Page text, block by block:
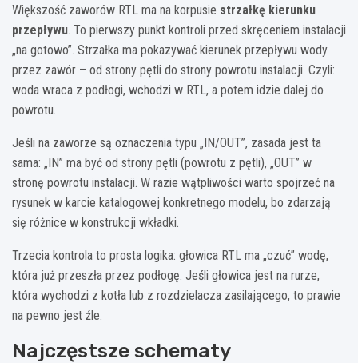
Większość zaworów RTL ma na korpusie strzałkę kierunku
przepływu. To pierwszy punkt kontroli przed skręceniem instalacji
„na gotowo”. Strzałka ma pokazywać kierunek przepływu wody
przez zawór – od strony pętli do strony powrotu instalacji. Czyli:
woda wraca z podłogi, wchodzi w RTL, a potem idzie dalej do
powrotu.
Jeśli na zaworze są oznaczenia typu „IN/OUT”, zasada jest ta
sama: „IN” ma być od strony pętli (powrotu z pętli), „OUT” w
stronę powrotu instalacji. W razie wątpliwości warto spojrzeć na
rysunek w karcie katalogowej konkretnego modelu, bo zdarzają
się różnice w konstrukcji wkładki.
Trzecia kontrola to prosta logika: głowica RTL ma „czuć” wodę,
która już przeszła przez podłogę. Jeśli głowica jest na rurze,
która wychodzi z kotła lub z rozdzielacza zasilającego, to prawie
na pewno jest źle.
Najczęstsze schematy